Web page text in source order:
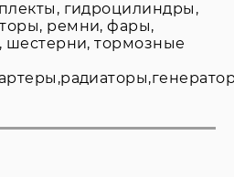
гидроцилиндры,
ремни, фары,
шестерни, тормозные